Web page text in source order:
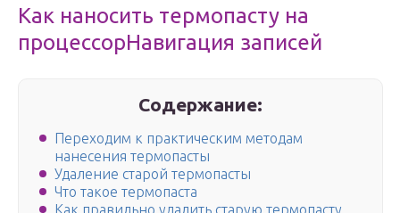
Как наносить термопасту на
процессорНавигация записей
Содержание:
Переходим к практическим методам
нанесения термопасты
Удаление старой термопасты
Что такое термопаста
Как правильно удалить старую термопасту